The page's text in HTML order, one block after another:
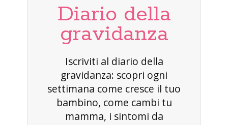
Diario della
gravidanza
Iscriviti al diario della
gravidanza: scopri ogni
settimana come cresce il tuo
bambino, come cambi tu
mamma, i sintomi da